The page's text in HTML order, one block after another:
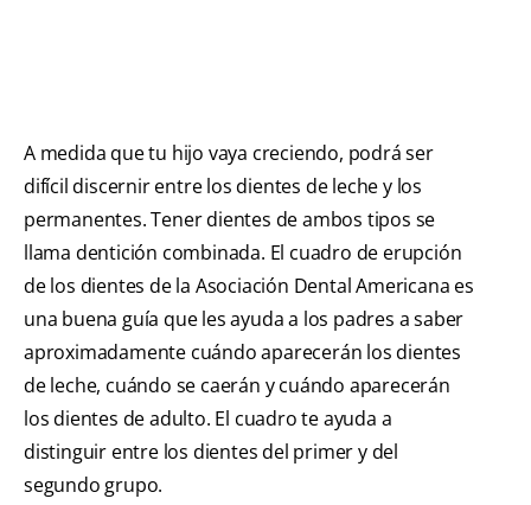
A medida que tu hijo vaya creciendo, podrá ser
difícil discernir entre los dientes de leche y los
permanentes. Tener dientes de ambos tipos se
llama dentición combinada. El cuadro de erupción
de los dientes de la Asociación Dental Americana es
una buena guía que les ayuda a los padres a saber
aproximadamente cuándo aparecerán los dientes
de leche, cuándo se caerán y cuándo aparecerán
los dientes de adulto. El cuadro te ayuda a
distinguir entre los dientes del primer y del
segundo grupo.